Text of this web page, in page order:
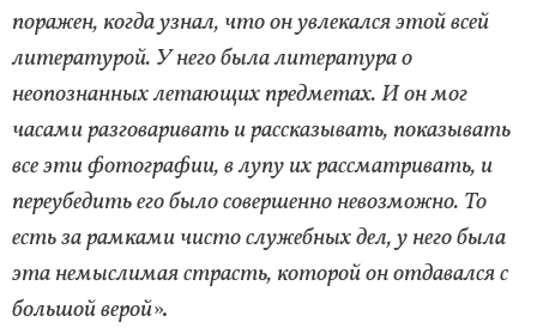
поражен, когда узнал, что он увлекался этой всей
литературой. У него была литература о
неопознанных летающих предметах. И он мог
часами разговаривать и рассказывать, показывать
все эти фотографии, в лупу их рассматривать, и
переубедить его было совершенно невозможно. То
есть за рамками чисто служебных дел, у него была
эта немыслимая страсть, которой он отдавался с
большой верой».